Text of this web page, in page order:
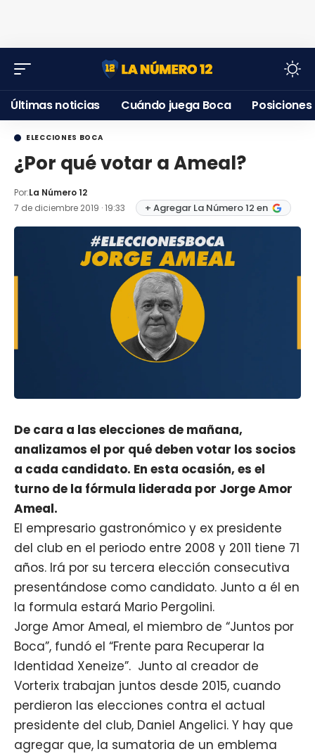
Últimas noticias Cuándo juega Boca Posiciones
ELECCIONES BOCA
¿Por qué votar a Ameal?
Por:La Número 12
7 de diciembre 2019 · 19:33
+ Agregar La Número 12 en
De cara a las elecciones de mañana,
analizamos el por qué deben votar los socios
a cada candidato. En esta ocasión, es el
turno de la fórmula liderada por Jorge Amor
Ameal.
El empresario gastronómico y ex presidente
del club en el periodo entre 2008 y 2011 tiene 71
años. Irá por su tercera elección consecutiva
presentándose como candidato. Junto a él en
la formula estará Mario Pergolini.
Jorge Amor Ameal, el miembro de “Juntos por
Boca”, fundó el “Frente para Recuperar la
Identidad Xeneize”. Junto al creador de
Vorterix trabajan juntos desde 2015, cuando
perdieron las elecciones contra el actual
presidente del club, Daniel Angelici. Y hay que
agregar que, la sumatoria de un emblema